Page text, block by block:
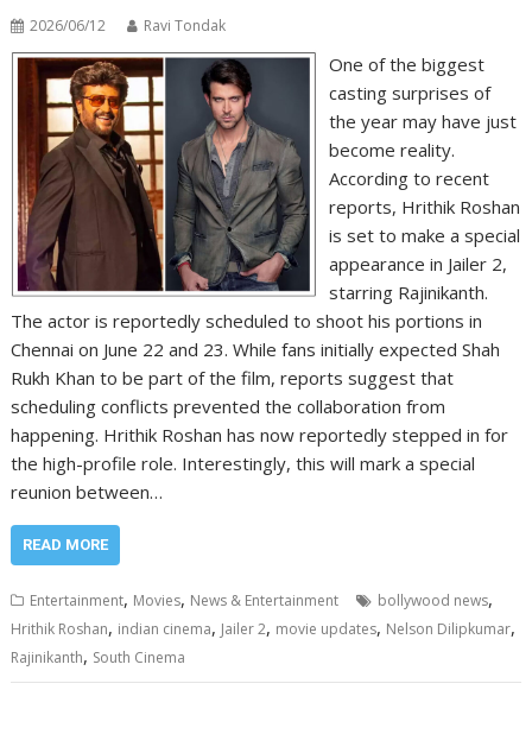
2026/06/12 Ravi Tondak
One of the biggest
casting surprises of
the year may have just
become reality.
According to recent
reports, Hrithik Roshan
is set to make a special
appearance in Jailer 2,
starring Rajinikanth.
The actor is reportedly scheduled to shoot his portions in
Chennai on June 22 and 23. While fans initially expected Shah
Rukh Khan to be part of the film, reports suggest that
scheduling conflicts prevented the collaboration from
happening. Hrithik Roshan has now reportedly stepped in for
the high-profile role. Interestingly, this will mark a special
reunion between…
READ MORE
Entertainment, Movies, News & Entertainment bollywood news,
Hrithik Roshan, indian cinema, Jailer 2, movie updates, Nelson Dilipkumar,
Rajinikanth, South Cinema